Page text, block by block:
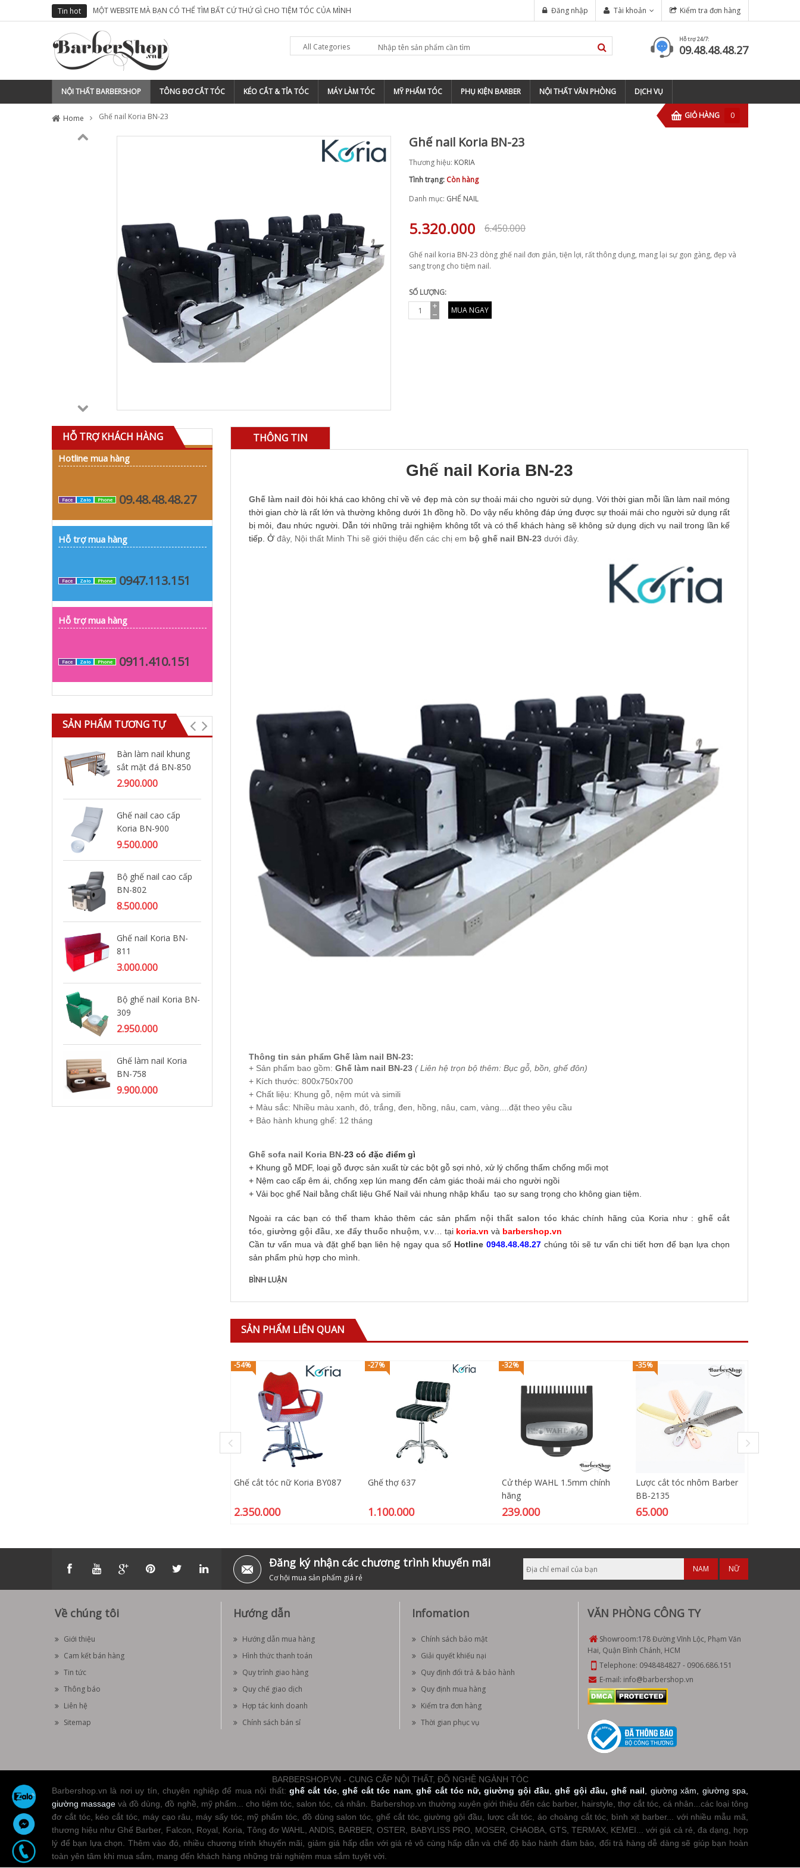
Tin hot MỘT WEBSITE MÀ BẠN CÓ THỂ TÌM BẤT CỨ THỨ GÌ CHO TIỆM TÓC CỦA MÌNH TẠI SAO NÊN ĐĂNG KÝ THƯƠNG HIỆU CHO BARBERSHOP TIỆM TÓC ? TOP 5 ĐỊA CHỈ ĐÀO TẠO
Kiểm tra đơn hàng
Tài khoản
Đăng nhập
All Categories
Hỗ trợ 24/7:
09.48.48.48.27
NỘI THẤT BARBERSHOP TÔNG ĐƠ CẮT TÓC KÉO CẮT & TỈA TÓC MÁY LÀM TÓC MỸ PHẨM TÓC PHỤ KIỆN BARBER NỘI THẤT VĂN PHÒNG DỊCH VỤ
GIỎ HÀNG 0
Home Ghế nail Koria BN-23
Ghế nail Koria BN-23
Thương hiệu: KORIA
Tình trạng: Còn hàng
Danh mục: GHẾ NAIL
6.450.000
5.320.000
Ghế nail koria BN-23 dòng ghế nail đơn giản, tiện lợi, rất thông dụng, mang lại sự gọn gàng, đẹp và
sang trọng cho tiệm nail.
SỐ LƯỢNG:
MUA NGAY
HỖ TRỢ KHÁCH HÀNG
Hotline mua hàng
Face Zalo Phone 09.48.48.48.27
Hỗ trợ mua hàng
Face Zalo Phone 0947.113.151
Hỗ trợ mua hàng
Face Zalo Phone 0911.410.151
SẢN PHẨM TƯƠNG TỰ
Bàn làm nail khung
sắt mặt đá BN-850
2.900.000
Ghế nail cao cấp
Koria BN-900
9.500.000
Bộ ghế nail cao cấp
BN-802
8.500.000
Ghế nail Koria BN-
811
3.000.000
Bộ ghế nail Koria BN-
309
2.950.000
Ghế làm nail Koria
BN-758
9.900.000
Ghế làm nail Koria
BN-781
9.200.000
BN-782
9.000.000
Ghế làm nail Koria
BN-777
8.900.000
Ghế làm nail Koria
Ghế nail Koria BN-05
3.400.000
THÔNG TIN
Ghế nail Koria BN-23
Ghế làm nail đòi hỏi khá cao không chỉ về vẻ đẹp mà còn sự thoải mái cho người sử dụng. Với thời gian mỗi lần làm nail móng
thời gian chờ là rất lớn và thường không dưới 1h đồng hồ. Do vậy nếu không đáp ứng được sự thoái mái cho người sử dụng rất
bị mỏi, đau nhức người. Dẫn tới những trải nghiệm không tốt và có thể khách hàng sẽ không sử dụng dịch vụ nail trong lần kế
tiếp. Ở đây, Nội thất Minh Thi sẽ giới thiệu đến các chị em bộ ghế nail BN-23 dưới đây.
Thông tin sản phẩm Ghế làm nail BN-23:
+ Sản phẩm bao gồm: Ghế làm nail BN-23 ( Liên hệ trọn bộ thêm: Bục gỗ, bồn, ghế đôn)
+ Kích thước: 800x750x700
+ Chất liệu: Khung gỗ, nệm mút và simili
+ Màu sắc: Nhiều màu xanh, đỏ, trắng, đen, hồng, nâu, cam, vàng....đặt theo yêu cầu
+ Bảo hành khung ghế: 12 tháng
Ghế sofa nail Koria BN-23 có đặc điểm gì
+ Khung gỗ MDF, loại gỗ được sản xuất từ các bột gỗ sợi nhỏ, xử lý chống thấm chống mối mọt
+ Nệm cao cấp êm ái, chống xẹp lún mang đến cảm giác thoải mái cho người ngồi
+ Vải bọc ghế Nail bằng chất liệu Ghế Nail vải nhung nhập khẩu tạo sự sang trọng cho không gian tiệm.
Ngoài ra các bạn có thể tham khảo thêm các sản phẩm nội thất salon tóckhác chính hãng của Koria như :ghế cắt
tóc giường gội đầu xe đẩy thuốc nhuộm , v.v… tại koria.vn và barbershop.vn
Cần tư vấn mua và đặt ghế bạn liên hệ ngay qua số Hotline 0948.48.48.27chúng tôi sẽ tư vấn chi tiết hơn để bạn lựa chọn
sản phẩm phù hợp cho mình.
BÌNH LUẬN
SẢN PHẨM LIÊN QUAN
-54%
Ghế cắt tóc nữ Koria BY087
2.350.000
-27%
Ghế thợ 637
1.100.000
-32%
Cử thép WAHL 1.5mm chính
hãng
239.000
-35%
Lược cắt tóc nhôm Barber
BB-2135
65.000
Đăng ký nhận các chương trình khuyến mãi
Cơ hội mua sản phẩm giá rẻ
NAM NỮ
Về chúng tôi
Giới thiệu
Cam kết bán hàng
Tin tức
Thông báo
Liên hệ
Sitemap
Hướng dẫn
Hướng dẫn mua hàng
Hình thức thanh toán
Quy trình giao hàng
Quy chế giao dịch
Hợp tác kinh doanh
Chính sách bán sỉ
Infomation
Chính sách bảo mật
Giải quyết khiếu nại
Quy định đổi trả & bảo hành
Quy định mua hàng
Kiểm tra đơn hàng
Thời gian phục vụ
VĂN PHÒNG CÔNG TY
Showroom:178 Đường Vĩnh Lộc, Phạm Văn
Hai, Quận Bình Chánh, HCM
Telephone: 0948484827 - 0906.686.151
E-mail: info@barbershop.vn
BARBERSHOP.VN - CUNG CẤP NỘI THẤT, ĐỒ NGHỀ NGÀNH TÓC
Barbershop.vn là nơi uy tín, chuyên nghiệp để mua nội thất: ghế cắt tóc,ghế cắt tóc nam,ghế cắt tóc nữ,giường gội đầu ,ghế gội đầu, ghế nail , giường xăm, giường spa,
giường massage và đồ dùng, đồ nghề, mỹ phẩm... cho tiệm tóc, salon tóc, cá nhân. Barbershop.vn thường xuyên giới thiệu đến các barber, hairstyle, thợ cắt tóc, cá nhân...các loại tông
đơ cắt tóc, kéo cắt tóc, máy cạo râu, máy sấy tóc, mỹ phẩm tóc, đồ dùng salon tóc, ghế cắt tóc, giường gội đầu, lược cắt tóc, áo choàng cắt tóc, bình xịt barber... với nhiều mẫu mã,
thương hiệu như Ghế Barber, Falcon, Royal, Koria, Tông đơ WAHL, ANDIS, BARBER, OSTER, BABYLISS PRO, MOSER, CHAOBA, GTS, TERMAX, KEMEI... với giá cả rẻ, đa dạng, hợp
lý để bạn lựa chọn. Thêm vào đó, nhiều chương trình khuyến mãi, giảm giá hấp dẫn với giá rẻ vô cùng hấp dẫn và chế độ bảo hành đảm bảo, đổi trả hàng dễ dàng sẽ giúp bạn hoàn
toàn yên tâm khi mua sắm, mang đến khách hàng những trải nghiệm mua sắm tuyệt vời.